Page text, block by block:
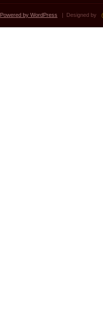
Powered by WordPress | Designed by